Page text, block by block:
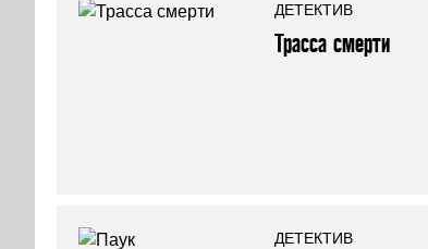
ДЕТЕКТИВ
Трасса смерти
ДЕТЕКТИВ